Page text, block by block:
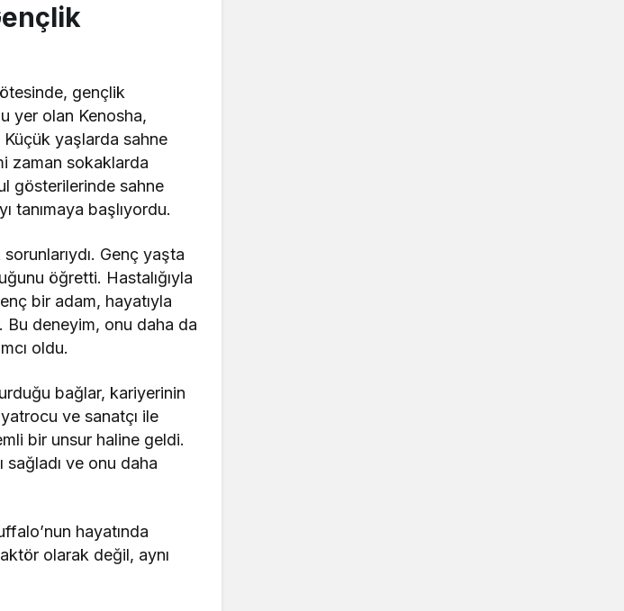
gençlik
yer olan Kenosha,
yaşlarda sahne
zaman sokaklarda
gösterilerinde sahne
tanımaya başlıyordu.
Genç yaşta
öğretti. Hastalığıyla
bir adam, hayatıyla
Bu deneyim, onu daha da
oldu.
bağlar, kariyerinin
ve sanatçı ile
bir unsur haline geldi.
sağladı ve onu daha
hayatında
olarak değil, aynı